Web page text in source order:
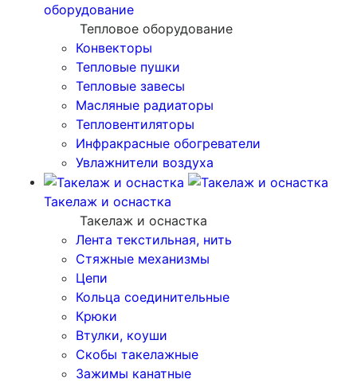
оборудование
Тепловое оборудование
Конвекторы
Тепловые пушки
Тепловые завесы
Масляные радиаторы
Тепловентиляторы
Инфракрасные обогреватели
Увлажнители воздуха
Такелаж и оснастка
Такелаж и оснастка
Лента текстильная, нить
Стяжные механизмы
Цепи
Кольца соединительные
Крюки
Втулки, коуши
Скобы такелажные
Зажимы канатные